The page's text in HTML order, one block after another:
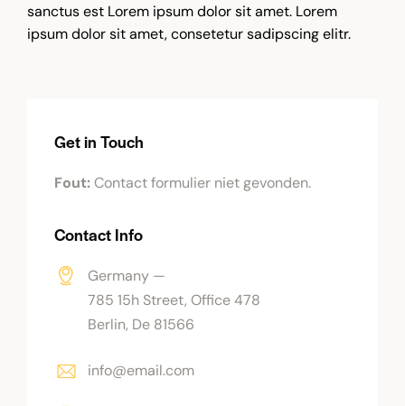
sanctus est Lorem ipsum dolor sit amet. Lorem
ipsum dolor sit amet, consetetur sadipscing elitr.
Get in Touch
Fout:Contact formulier niet gevonden.
Contact Info
Germany —
785 15h Street, Office 478
Berlin, De 81566
info@email.com